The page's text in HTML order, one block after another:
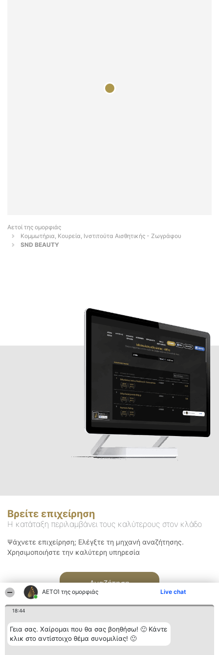
ΑΕΤΟΊ της ομορφιάς Live chat
18:44
Γεια σας. Χαίρομαι που θα σας βοηθήσω! 🙂 Κάντε
κλικ στο αντίστοιχο θέμα συνομιλίας! 🙂
Αετοί της ομορφιάς
Κομμωτήρια, Κουρεία, Ινστιτούτα Αισθητικής - Ζωγράφου
SND BEAUTY
Βρείτε επιχείρηση
Η κατάταξη περιλαμβάνει τους καλύτερους στον κλάδο
Ψάχνετε επιχείρηση; Ελέγξτε τη μηχανή αναζήτησης.
Χρησιμοποιήστε την καλύτερη υπηρεσία
Αναζήτηση